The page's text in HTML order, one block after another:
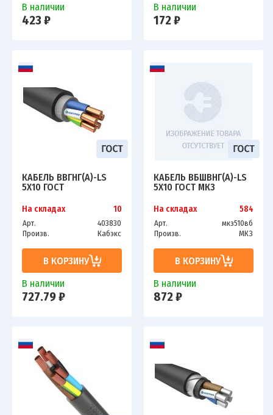
В наличии
423 ₽
В наличии
172 ₽
КАБЕЛЬ ВВГНГ(А)-LS
5Х10 ГОСТ
На складах 10
Арт.
403830
Произв.
Кабэкс
В КОРЗИНУ
В наличии
727.79 ₽
КАБЕЛЬ ВБШВНГ(А)-LS
5Х10 ГОСТ МКЗ
На складах 584
Арт.
мкз510вб
Произв.
МКЗ
В КОРЗИНУ
В наличии
872 ₽